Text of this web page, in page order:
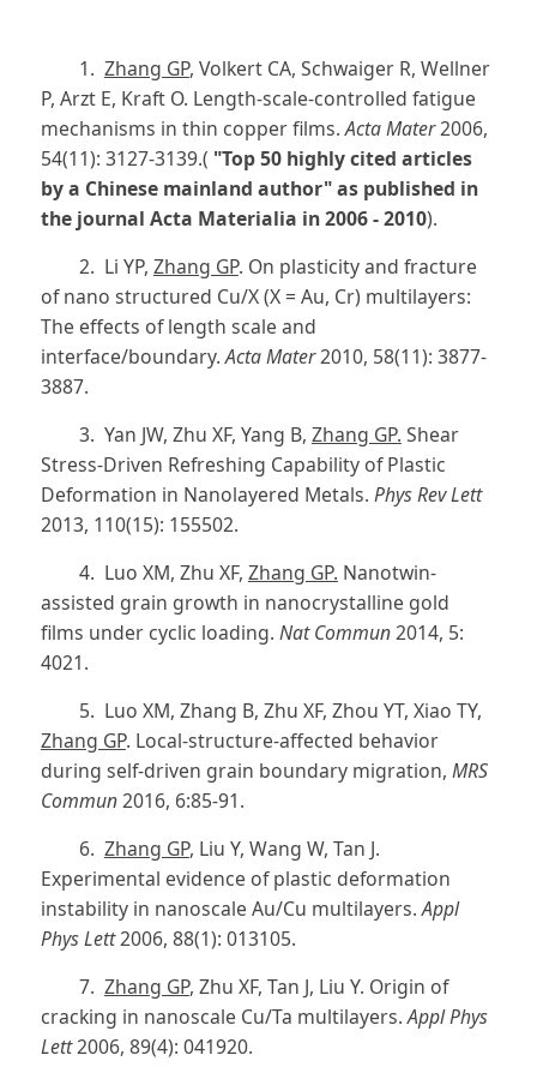
1. Zhang GP, Volkert CA, Schwaiger R, Wellner
P, Arzt E, Kraft O. Length-scale-controlled fatigue
mechanisms in thin copper films.Acta Mater2006,
54(11): 3127-3139.( "Top 50 highly cited articles
by a Chinese mainland author" as published in
the journal Acta Materialia in 2006 - 2010).
2. Li YP, Zhang GP. On plasticity and fracture
of nano structured Cu/X (X = Au, Cr) multilayers:
The effects of length scale and
interface/boundary.Acta Mater2010, 58(11): 3877-
3887.
3. Yan JW, Zhu XF, Yang B, Zhang GP. Shear
Stress-Driven Refreshing Capability of Plastic
Deformation in Nanolayered Metals. Phys Rev Lett
2013, 110(15): 155502.
4. Luo XM, Zhu XF, Zhang GP. Nanotwin-
assisted grain growth in nanocrystalline gold
films under cyclic loading. Nat Commun2014, 5:
4021.
5. Luo XM, Zhang B, Zhu XF, Zhou YT, Xiao TY,
Zhang GP. Local-structure-affected behavior
during self-driven grain boundary migration, MRS
Commun2016, 6:85-91.
6. Zhang GP, Liu Y, Wang W, Tan J.
Experimental evidence of plastic deformation
instability in nanoscale Au/Cu multilayers.Appl
Phys Lett2006, 88(1): 013105.
7. Zhang GP, Zhu XF, Tan J, Liu Y. Origin of
cracking in nanoscale Cu/Ta multilayers.Appl Phys
Lett2006, 89(4): 041920.